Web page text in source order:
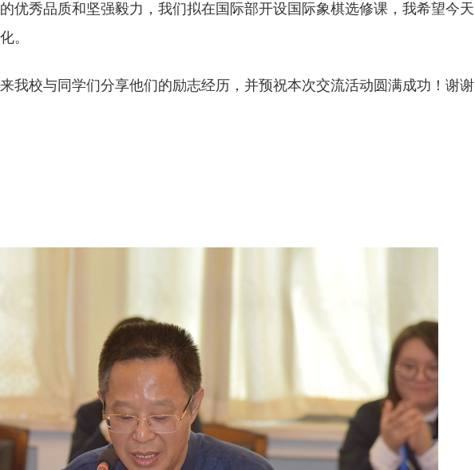
优秀品质和坚强毅力，我们拟在国际部开设国际象棋选修课，我希望今天
。
我校与同学们分享他们的励志经历，并预祝本次交流活动圆满成功！谢谢